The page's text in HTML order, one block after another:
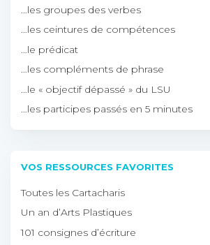
…les groupes des verbes
…les ceintures de compétences
…le prédicat
…les compléments de phrase
…le « objectif dépassé » du LSU
…les participes passés en 5 minutes
VOS RESSOURCES FAVORITES
Toutes les Cartacharis
Un an d’Arts Plastiques
101 consignes d’écriture